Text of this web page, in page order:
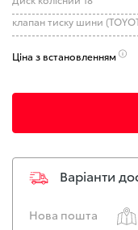
клапан тиску шини
Ціна з встановленням
Варіанти
Нова пошта